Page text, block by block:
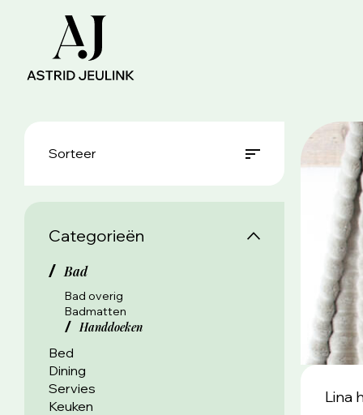
Sorteer
Categorieën
Bad
Bad overig
Badmatten
Handdoeken
Bed
Dining
Servies
Keuken
Lina